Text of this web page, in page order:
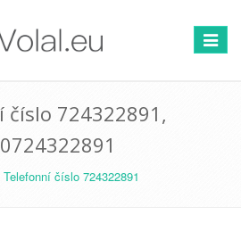
číslo 724322891,
Telefonní číslo 724322891